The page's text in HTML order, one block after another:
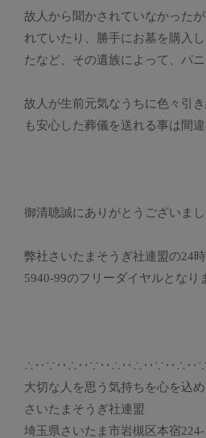
故人から聞かされていなかった
れていたり、勝手にお墓を購入
たなど、その遺族によって、パニ
故人が生前元気なうちに色々引
も安心した葬儀を送れる事は間違
御清聴誠にありがとうございまし
弊社さいたまそうぎ社連盟の24
5940-99のフリーダイヤルとなり
大切な人を思う気持ちを心を込め
さいたまそうぎ社連盟
埼玉県さいたま市岩槻区本宿224-